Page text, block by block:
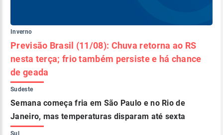
Inverno
Previsão Brasil (11/08): Chuva retorna ao RS
nesta terça; frio também persiste e há chance
de geada
Sudeste
Semana começa fria em São Paulo e no Rio de
Janeiro, mas temperaturas disparam até sexta